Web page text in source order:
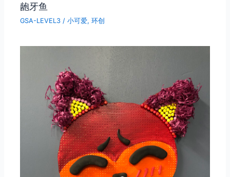
龅牙鱼
GSA-LEVEL3 /小可爱,环创